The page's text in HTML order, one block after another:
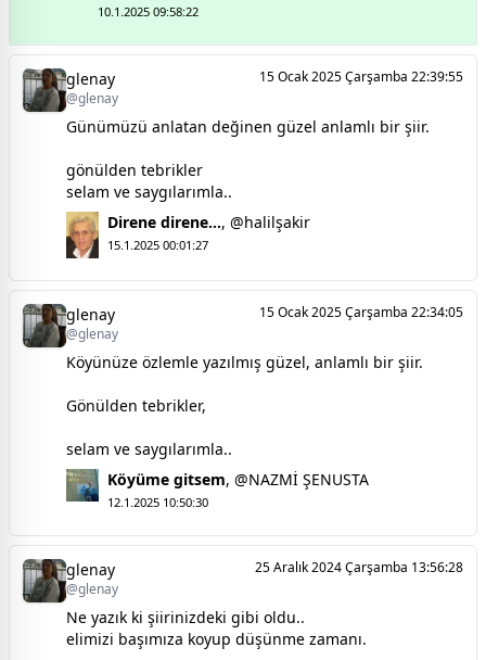
10.1.2025 09:58:22
glenay
@glenay
15 Ocak 2025 Çarşamba 22:39:55
Günümüzü anlatan değinen güzel anlamlı bir şiir.
gönülden tebrikler
selam ve saygılarımla..
Direne direne..., @halilşakir
15.1.2025 00:01:27
glenay
@glenay
15 Ocak 2025 Çarşamba 22:34:05
Köyünüze özlemle yazılmış güzel, anlamlı bir şiir.
Gönülden tebrikler,
selam ve saygılarımla..
Köyüme gitsem, @NAZMİ ŞENUSTA
12.1.2025 10:50:30
glenay
@glenay
25 Aralık 2024 Çarşamba 13:56:28
Ne yazık ki şiirinizdeki gibi oldu..
elimizi başımıza koyup düşünme zamanı.